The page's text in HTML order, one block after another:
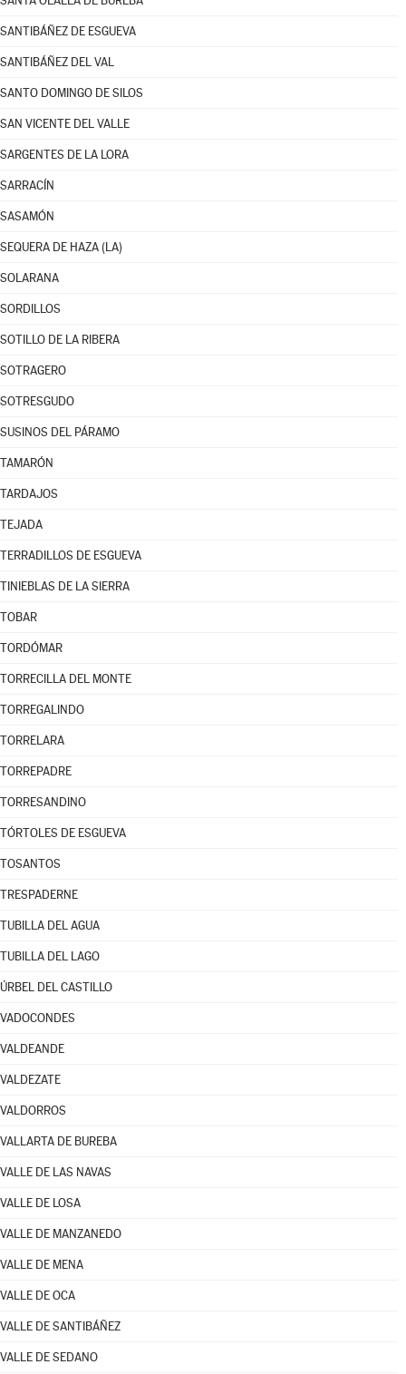
SANTIBÁÑEZ DE ESGUEVA
SANTIBÁÑEZ DEL VAL
SANTO DOMINGO DE SILOS
SAN VICENTE DEL VALLE
SARGENTES DE LA LORA
SARRACÍN
SASAMÓN
SEQUERA DE HAZA (LA)
SOLARANA
SORDILLOS
SOTILLO DE LA RIBERA
SOTRAGERO
SOTRESGUDO
SUSINOS DEL PÁRAMO
TAMARÓN
TARDAJOS
TEJADA
TERRADILLOS DE ESGUEVA
TINIEBLAS DE LA SIERRA
TOBAR
TORDÓMAR
TORRECILLA DEL MONTE
TORREGALINDO
TORRELARA
TORREPADRE
TORRESANDINO
TÓRTOLES DE ESGUEVA
TOSANTOS
TRESPADERNE
TUBILLA DEL AGUA
TUBILLA DEL LAGO
ÚRBEL DEL CASTILLO
VADOCONDES
VALDEANDE
VALDEZATE
VALDORROS
VALLARTA DE BUREBA
VALLE DE LAS NAVAS
VALLE DE LOSA
VALLE DE MANZANEDO
VALLE DE MENA
VALLE DE OCA
VALLE DE SANTIBÁÑEZ
VALLE DE SEDANO